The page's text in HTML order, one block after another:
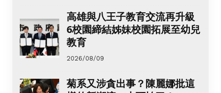
高雄與八王子教育交流再升級
6校園締結姊妹校園拓展至幼兒
教育
2026/08/09
菊系又涉貪出事？陳麗娜批這